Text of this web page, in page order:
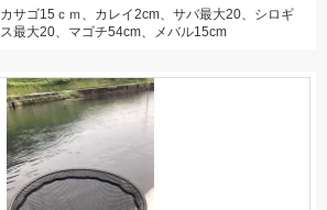
カサゴ15ｃｍ、カレイ2cm、サバ最大20、シロギ
ス最大20、マゴチ54cm、メバル15cm